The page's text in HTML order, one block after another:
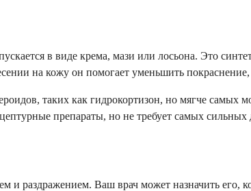
в виде крема, мази или лосьона. Это
на кожу он помогает уменьшить
таких как гидрокортизон, но мягче
препараты, но не требует самых сильных
и раздражением. Ваш врач может назначить его,